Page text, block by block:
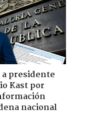
presidente
Kast por
nacional